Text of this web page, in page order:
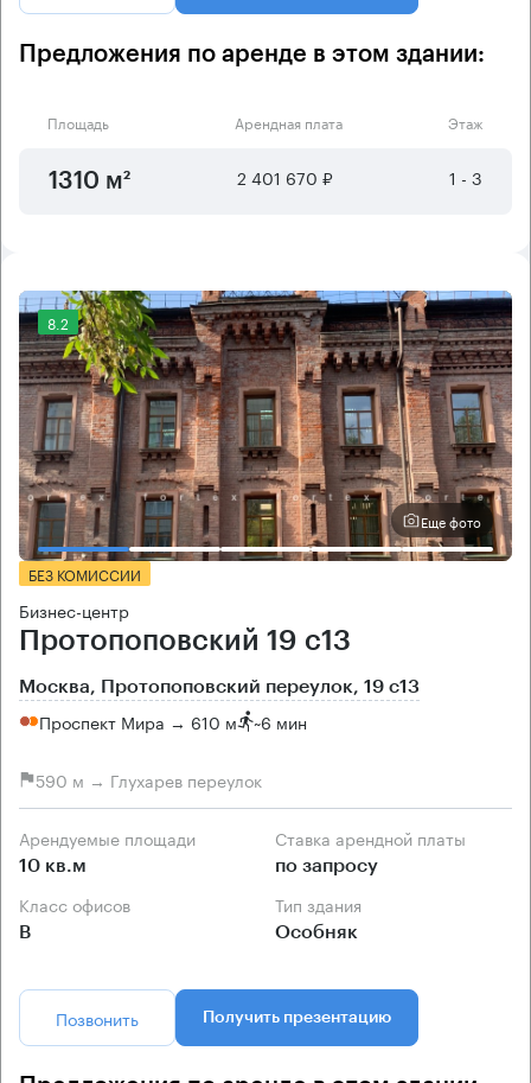
Предложения по аренде в этом здании:
Площадь Арендная плата Этаж
1310 м² 2 401 670 ₽ 1 - 3
8.2
Еще фото
БЕЗ КОМИССИИ
Бизнес-центр
Протопоповский 19 с13
Москва, Протопоповский переулок, 19 с13
Проспект Мира → 610 м ~6 мин
590 м → Глухарев переулок
Арендуемые площади
10 кв.м
Ставка арендной платы
по запросу
Класс офисов
B
Тип здания
Особняк
Позвонить Получить презентацию